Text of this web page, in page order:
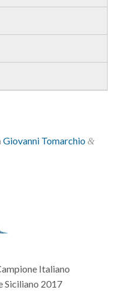
Giovanni Tomarchio&
Italiano
Siciliano 2017